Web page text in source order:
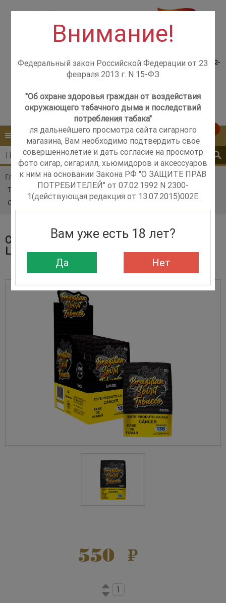
Контакты Обратный звонок
Розничный магазин
м. Добрынинская,
+7 (499) 237-12-56
самовывоз со склада +7(925)502-
КАТАЛОГ МЕНЮ
Главная Каталог
Табак
Табак сигаретный Brazilian Spirit
Сигаретный табак Brazilian Spirit Latakia
СИГАРЕТНЫЙ ТАБАК BRAZILIAN SPIRIT
LATAKIA
550
Внимание!
Федеральный закон Российской Федерации от 23
февраля 2013 г. N 15-ФЗ
"Об охране здоровья граждан от воздействия
окружающего табачного дыма и последствий
потребления табака"
ля дальнейшего просмотра сайта сигарного
магазина, Вам необходимо подтвердить свое
совершеннолетие и дать согласие на просмотр
фото сигар, сигарилл, хьюмидоров и аксессуаров
к ним на основании Закона РФ "О ЗАЩИТЕ ПРАВ
ПОТРЕБИТЕЛЕЙ" от 07.02.1992 N 2300-
1(действующая редакция от 13.07.2015)002E
Вам уже есть 18 лет?
Да Нет